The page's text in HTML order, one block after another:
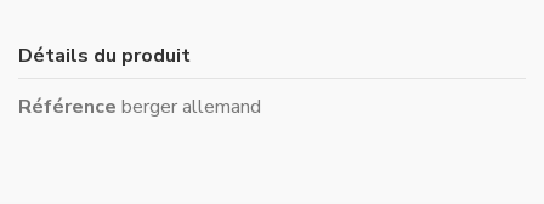
Détails du produit
Référence berger allemand